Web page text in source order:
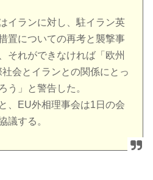
イランに対し、駐イラン英
置についての再考と襲撃事
それができなければ「欧州
会とイランとの関係にとっ
う」と警告した。
、EU外相理事会は1日の会
議する。